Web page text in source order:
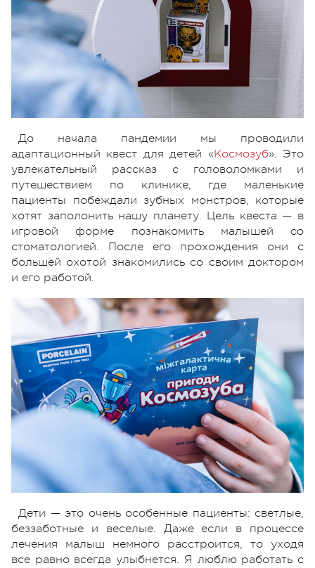
До начала пандемии мы проводили
адаптационный квест для детей «Космозуб». Это
увлекательный рассказ с головоломками и
путешествием по клинике, где маленькие
пациенты побеждали зубных монстров, которые
хотят заполонить нашу планету. Цель квеста — в
игровой форме познакомить малышей со
стоматологией. После его прохождения они с
большей охотой знакомились со своим доктором
и его работой.
Дети — это очень особенные пациенты: светлые,
беззаботные и веселые. Даже если в процессе
лечения малыш немного расстроится, то уходя
все равно всегда улыбнется. Я люблю работать с